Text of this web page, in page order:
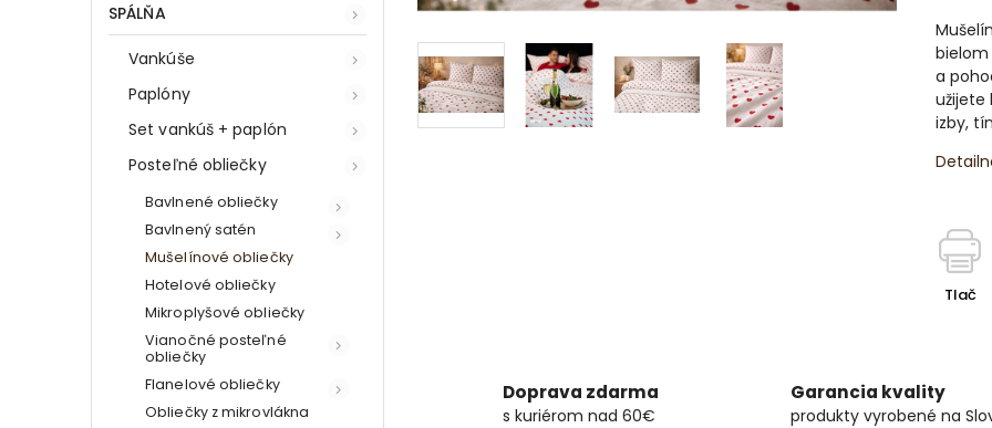
SPÁLŇA
Vankúše
Paplóny
Set vankúš + paplón
Posteľné obliečky
Bavlnené obliečky
Bavlnený satén
Mušelínové obliečky
Hotelové obliečky
Mikroplyšové obliečky
Vianočné posteľné
obliečky
Flanelové obliečky
Obliečky z mikrovlákna
bielom
a
užijete
izby,
Tlač
Doprava zdarma
s kuriérom nad 60€
Garancia kvality
produkty vyrobené na